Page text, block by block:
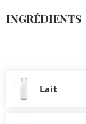
INGRÉDIENTS
Lait